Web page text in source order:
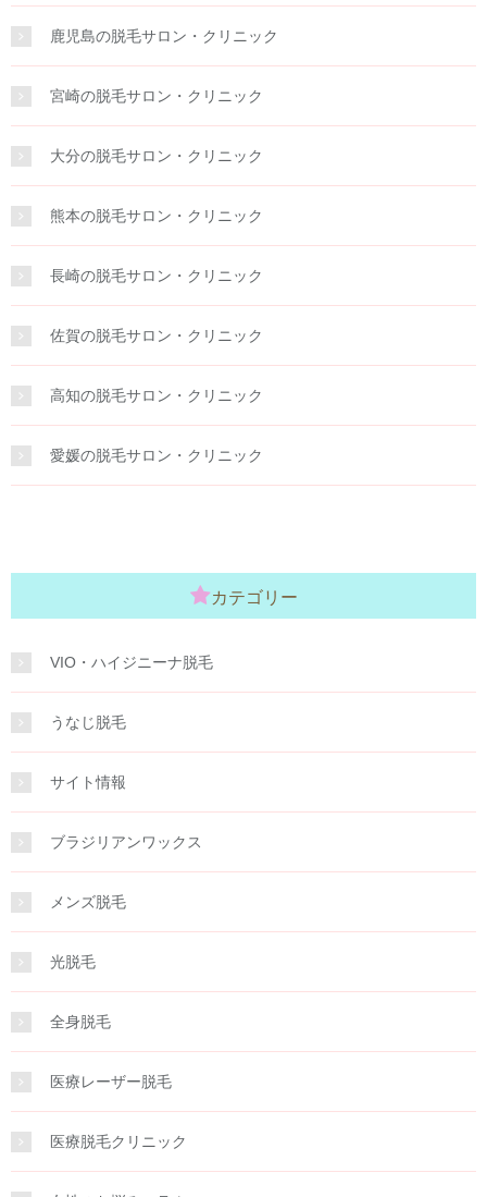
鹿児島の脱毛サロン・クリニック
宮崎の脱毛サロン・クリニック
大分の脱毛サロン・クリニック
熊本の脱毛サロン・クリニック
長崎の脱毛サロン・クリニック
佐賀の脱毛サロン・クリニック
高知の脱毛サロン・クリニック
愛媛の脱毛サロン・クリニック
カテゴリー
VIO・ハイジニーナ脱毛
うなじ脱毛
サイト情報
ブラジリアンワックス
メンズ脱毛
光脱毛
全身脱毛
医療レーザー脱毛
医療脱毛クリニック